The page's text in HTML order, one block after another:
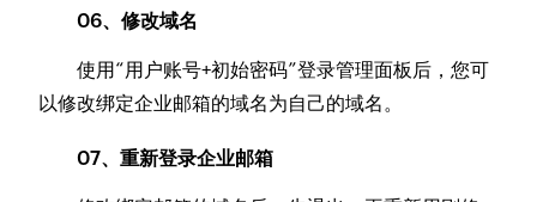
06、修改域名
使用“用户账号+初始密码”登录管理面板后，您可
以修改绑定企业邮箱的域名为自己的域名。
07、重新登录企业邮箱